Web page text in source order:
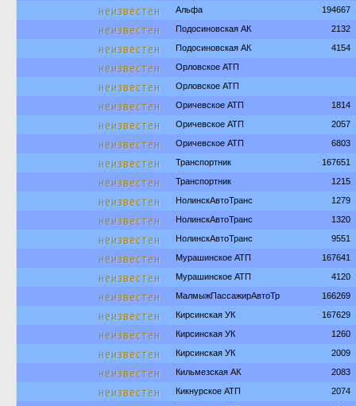
неизвестен Альфа 194667
неизвестен Подосиновская АК 2132
неизвестен Подосиновская АК 4154
неизвестен Орловское АТП
неизвестен Орловское АТП
неизвестен Оричевское АТП 1814
неизвестен Оричевское АТП 2057
неизвестен Оричевское АТП 6803
неизвестен Транспортник 167651
неизвестен Транспортник 1215
неизвестен НолинскАвтоТранс 1279
неизвестен НолинскАвтоТранс 1320
неизвестен НолинскАвтоТранс 9551
неизвестен Мурашинское АТП 167641
неизвестен Мурашинское АТП 4120
неизвестен МалмыжПассажирАвтоТр 166269
неизвестен Кирсинская УК 167629
неизвестен Кирсинская УК 1260
неизвестен Кирсинская УК 2009
неизвестен Кильмезская АК 2083
неизвестен Кикнурское АТП 2074